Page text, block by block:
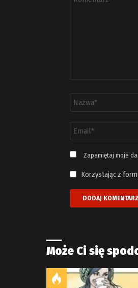
email
*
Zapamiętaj moje
Korzystając z
Może Ci się